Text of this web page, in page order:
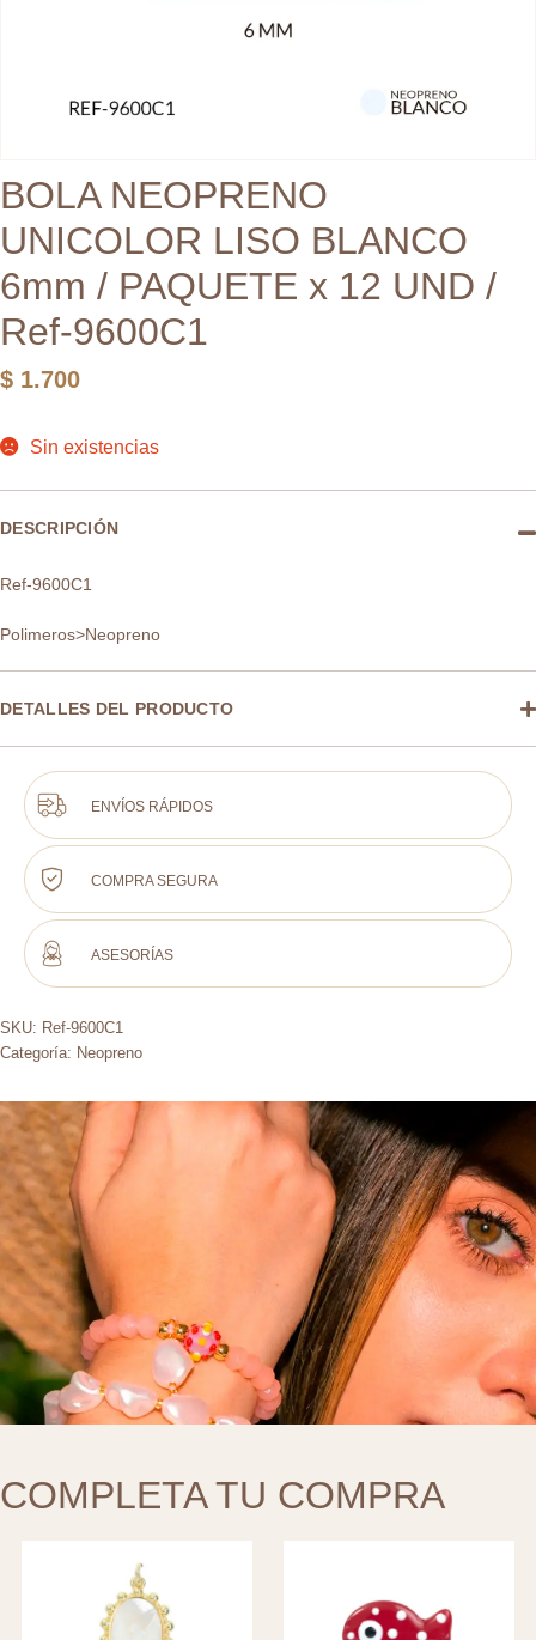
BOLA NEOPRENO
UNICOLOR LISO BLANCO
6mm / PAQUETE x 12 UND /
Ref-9600C1
$ 1.700
Sin existencias
DESCRIPCIÓN
Ref-9600C1
Polimeros>Neopreno
DETALLES DEL PRODUCTO
ENVÍOS RÁPIDOS
COMPRA SEGURA
ASESORÍAS
SKU: Ref-9600C1
Categoría: Neopreno
COMPLETA TU COMPRA